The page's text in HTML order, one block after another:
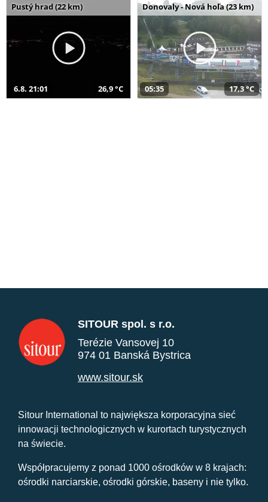
Pustý hrad (22 km)
6.8. 21:01 26,9 °C
Donovaly - Nová hoľa (23 km)
05:35 17,3 °C
SITOUR spol. s r.o.
Terézie Vansovej 10
974 01 Banská Bystrica
www.sitour.sk
Sitour International to największa korporacyjna sieć
innowacji technologicznych w kurortach turystycznych
na świecie.
Współpracujemy z ponad 1000 ośrodków w 8 krajach:
ośrodki narciarskie, ośrodki górskie, baseny i nie tylko.